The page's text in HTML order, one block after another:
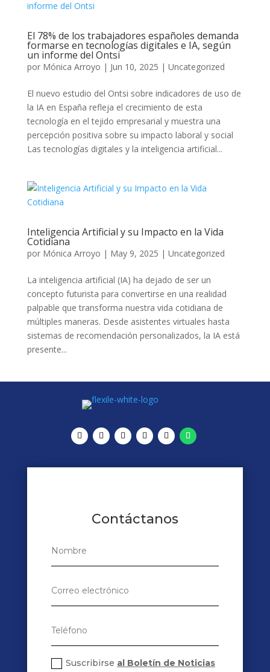
El 78% de los trabajadores españoles demanda
formarse en tecnologías digitales e IA, según
un informe del Ontsi
por Mónica Arroyo | Jun 10, 2025 | Uncategorized
El nuevo estudio del Ontsi sobre indicadores de uso de
la IA en España refleja el crecimiento de esta
tecnología en el tejido empresarial y muestra una
percepción positiva sobre su impacto laboral y social
Las tecnologías digitales y la inteligencia artificial...
Inteligencia Artificial y su Impacto en la Vida
Cotidiana
por Mónica Arroyo | May 9, 2025 | Uncategorized
La inteligencia artificial (IA) ha dejado de ser un
concepto futurista para convertirse en una realidad
palpable que transforma nuestra vida cotidiana de
múltiples maneras. Desde asistentes virtuales hasta
sistemas de recomendación personalizados, la IA está
presente...
Contáctanos
Suscribirse al Boletín de Noticias